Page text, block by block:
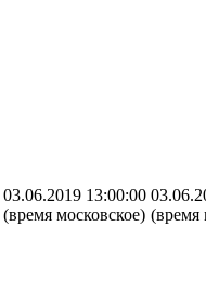
03.06.2019 13:00:00
(время московское) (время